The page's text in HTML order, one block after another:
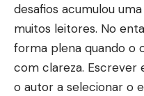
desafios acumulou
muitos leitores. No
forma plena quando o
com clareza. Escrever
o autor a selecionar o